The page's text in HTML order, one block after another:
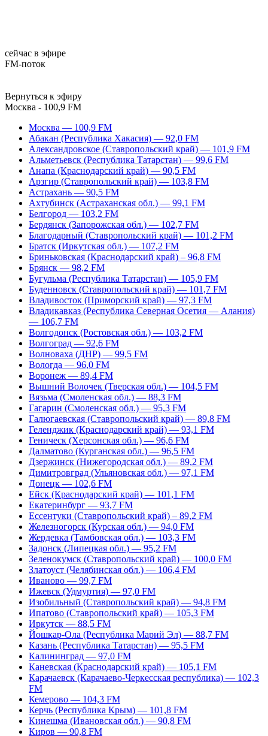
сейчас в эфире
FM-поток
Вернуться к эфиру
Москва - 100,9 FM
Москва — 100,9 FM
Абакан (Республика Хакасия) — 92,0 FM
Александровское (Ставропольский край) — 101,9 FM
Альметьевск (Республика Татарстан) — 99,6 FM
Анапа (Краснодарский край) — 90,5 FM
Арзгир (Ставропольский край) — 103,8 FM
Астрахань — 90,5 FM
Ахтубинск (Астраханская обл.) — 99,1 FM
Белгород — 103,2 FM
Бердянск (Запорожская обл.) — 102,7 FM
Благодарный (Ставропольский край) — 101,2 FM
Братск (Иркутская обл.) — 107,2 FM
Бриньковская (Краснодарский край) – 96,8 FM
Брянск — 98,2 FM
Бугульма (Республика Татарстан) — 105,9 FM
Буденновск (Ставропольский край) — 101,7 FM
Владивосток (Приморский край) — 97,3 FM
Владикавказ (Республика Северная Осетия — Алания)
— 106,7 FM
Волгодонск (Ростовская обл.) — 103,2 FM
Волгоград — 92,6 FM
Волноваха (ДНР) — 99,5 FM
Вологда — 96,0 FM
Воронеж — 89,4 FM
Вышний Волочек (Тверская обл.) — 104,5 FM
Вязьма (Смоленская обл.) — 88,3 FM
Гагарин (Смоленская обл.) — 95,3 FM
Галюгаевская (Ставропольский край) — 89,8 FM
Геленджик (Краснодарский край) — 93,1 FM
Геническ (Херсонская обл.) — 96,6 FM
Далматово (Курганская обл.) — 96,5 FM
Дзержинск (Нижегородская обл.) — 89,2 FM
Димитровград (Ульяновская обл.) — 97,1 FM
Донецк — 102,6 FM
Ейск (Краснодарский край) — 101,1 FM
Екатеринбург — 93,7 FM
Ессентуки (Ставропольский край) – 89,2 FM
Железногорск (Курская обл.) — 94,0 FM
Жердевка (Тамбовская обл.) — 103,3 FM
Задонск (Липецкая обл.) — 95,2 FM
Зеленокумск (Ставропольский край) — 100,0 FM
Златоуст (Челябинская обл.) — 106,4 FM
Иваново — 99,7 FM
Ижевск (Удмуртия) — 97,0 FM
Изобильный (Ставропольский край) — 94,8 FM
Ипатово (Ставропольский край) — 105,3 FM
Иркутск — 88,5 FM
Йошкар-Ола (Республика Марий Эл) — 88,7 FM
Казань (Республика Татарстан) — 95,5 FM
Калининград — 97,0 FM
Каневская (Краснодарский край) — 105,1 FM
Карачаевск (Карачаево-Черкесская республика) — 102,3
FM
Кемерово — 104,3 FM
Керчь (Республика Крым) — 101,8 FM
Кинешма (Ивановская обл.) — 90,8 FM
Киров — 90,8 FM